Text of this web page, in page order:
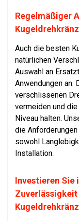
Regelmäßiger
Auch die besten
natürlichen
Auswahl an
Anwendungen an.
verschlissenen
vermeiden und
Niveau halten.
die
sowohl
Installation.
Investieren